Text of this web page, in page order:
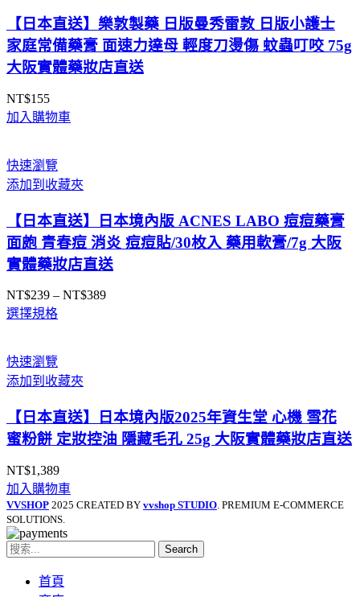
NT$659
【日本直送】樂敦製藥 日版曼秀雷敦 日版小護士
家庭常備藥膏 面速力達母 輕度刀燙傷 蚊蟲叮咬 75g
大阪實體藥妝店直送
NT$155
加入購物車
快速瀏覽
添加到收藏夾
【日本直送】日本境內版 ACNES LABO 痘痘藥膏
面皰 青春痘 消炎 痘痘貼/30枚入 藥用軟膏/7g 大阪
實體藥妝店直送
NT$239 – NT$389價
選擇規格
快速瀏覽
添加到收藏夾
【日本直送】日本境內版2025年資生堂 心機 雪花
蜜粉餅 定妝控油 隱藏毛孔 25g 大阪實體藥妝店直送
NT$1,389
加入購物車
VVSHOP 2025 CREATED BY vvshop STUDIO . PREMIUM E-COMMERCE
SOLUTIONS.
Search
首頁